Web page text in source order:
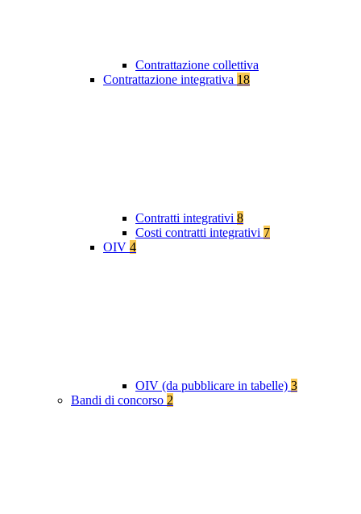
Contrattazione collettiva
Contrattazione integrativa 18
Contratti integrativi 8
Costi contratti integrativi 7
OIV 4
OIV (da pubblicare in tabelle) 3
Bandi di concorso 2